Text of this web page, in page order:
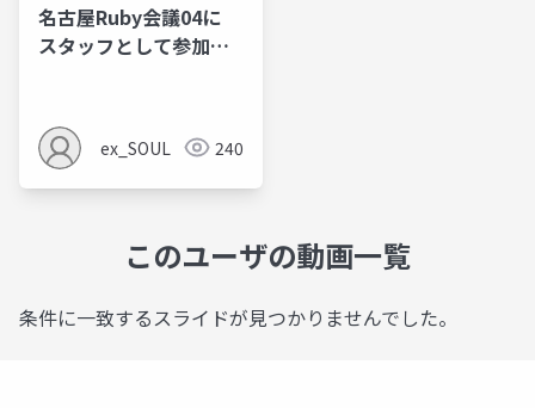
名古屋Ruby会議04に
スタッフとして参加し
ex_SOUL 240
このユーザの動画一覧
条件に一致するスライドが見つかりませんでした。